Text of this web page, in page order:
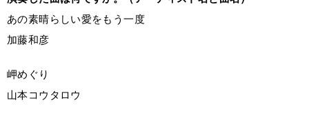
あの素晴らしい愛をもう一度
加藤和彦
岬めぐり
山本コウタロウ